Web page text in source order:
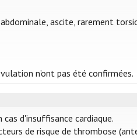
ascite, rarement
n’ont pas été confirmées.
d'insuffisance cardiaque.
de risque de thrombose